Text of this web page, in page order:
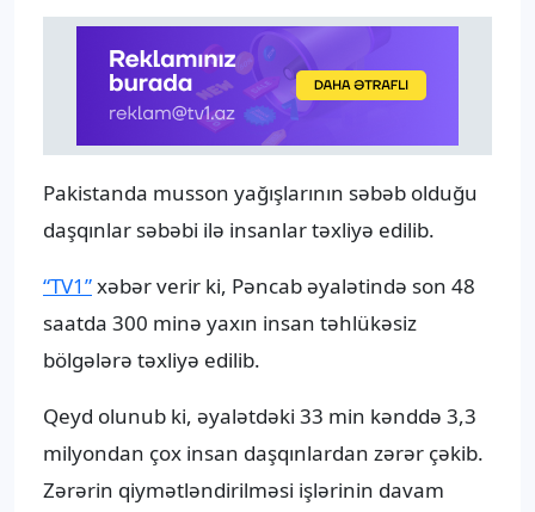
Pakistanda musson yağışlarının səbəb olduğu
daşqınlar səbəbi ilə insanlar təxliyə edilib.
“TV1”xəbər verir ki, Pəncab əyalətində son 48
saatda 300 minə yaxın insan təhlükəsiz
bölgələrə təxliyə edilib.
Qeyd olunub ki, əyalətdəki 33 min kənddə 3,3
milyondan çox insan daşqınlardan zərər çəkib.
Zərərin qiymətləndirilməsi işlərinin davam